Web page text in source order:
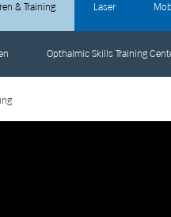
& Training Laser
Opthalmic Skills Training